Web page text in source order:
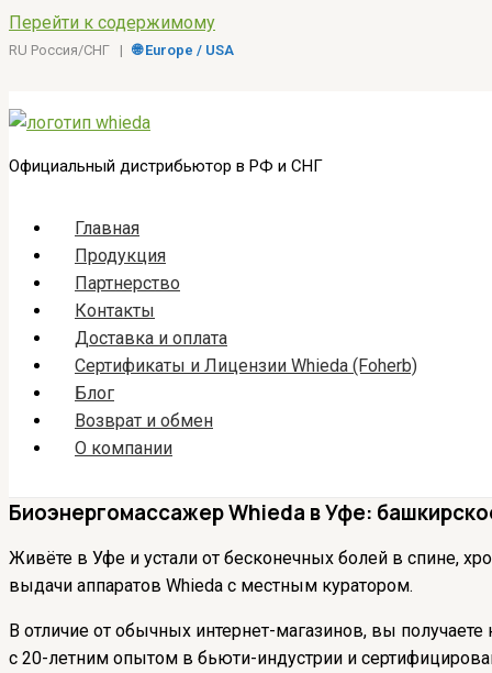
Перейти к содержимому
RU Россия/СНГ |🌐 Europe / USA
Официальный дистрибьютор в РФ и СНГ
Главная
Продукция
Партнерство
Контакты
Доставка и оплата
Сертификаты и Лицензии Whieda (Foherb)
Блог
Возврат и обмен
О компании
Биоэнергомассажер Whieda в Уфе:
Живёте в Уфе и устали от бесконечных болей в спине,
выдачи аппаратов Whieda с местным куратором.
В отличие от обычных интернет-магазинов, вы
с 20-летним опытом в бьюти-индустрии и